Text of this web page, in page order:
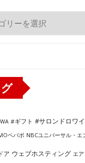
#ギフト #サロンドロワ
ペパボ NBCユニバーサル・エ
ア ウェブホスティング エア